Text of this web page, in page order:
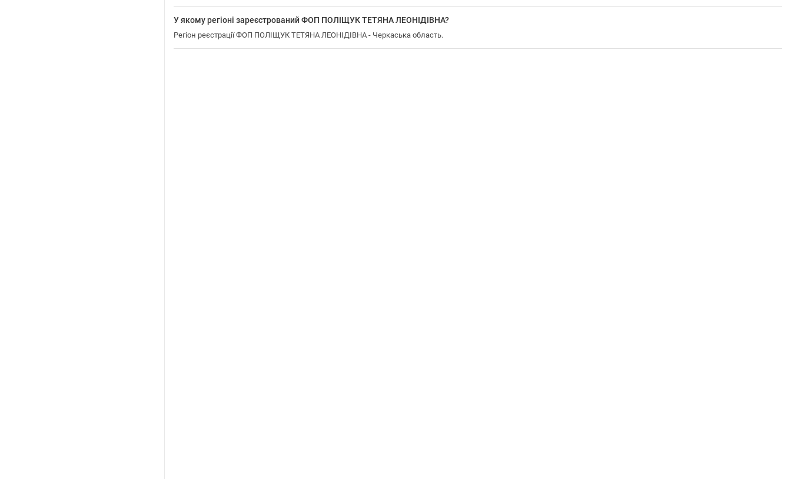
У якому регіоні зареєстрований ФОП ПОЛІЩУК ТЕТЯНА ЛЕОНІДІВНА?
Регіон реєстрації ФОП ПОЛІЩУК ТЕТЯНА ЛЕОНІДІВНА - Черкаська область.